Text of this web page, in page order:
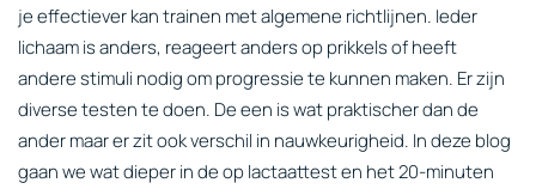
je effectiever kan trainen met algemene richtlijnen. Ieder
lichaam is anders, reageert anders op prikkels of heeft
andere stimuli nodig om progressie te kunnen maken. Er zijn
diverse testen te doen. De een is wat praktischer dan de
ander maar er zit ook verschil in nauwkeurigheid. In deze blog
gaan we wat dieper in de op lactaattest en het 20-minuten